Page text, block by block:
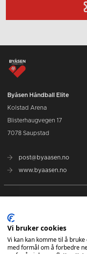
Byåsen Håndball Elite
Kolstad Arena
Blisterhaugvegen 17
7078 Saupstad
post@byaasen.no
www.byaasen.no
Kommende kamper
Kontakt oss
Vi bruker cookies
Vi kan kan komme til å
med formål om å forbedre